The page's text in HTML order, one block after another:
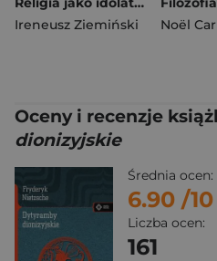
Ireneusz Ziemiński
Noël
Oceny i recenzje
dionizyjskie
Średnia ocen:
6.90 /10
Liczba ocen:
161